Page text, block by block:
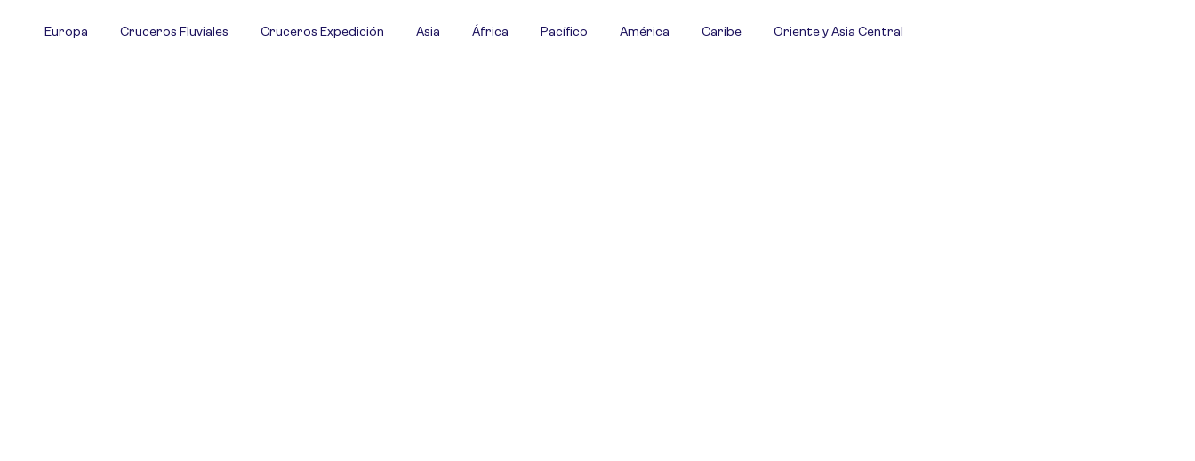
Europa Cruceros Fluviales Cruceros Expedición Asia África Pacífico América Caribe Oriente y Asia Central